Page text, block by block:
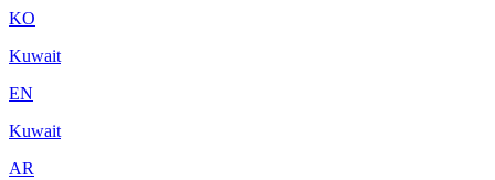
KO
Kuwait
EN
Kuwait
AR